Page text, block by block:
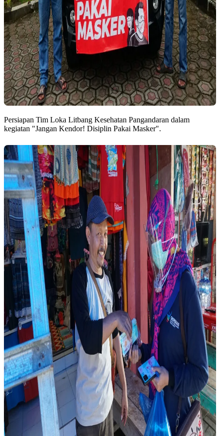
Persiapan Tim Loka Litbang Kesehatan Pangandaran dalam
kegiatan "Jangan Kendor! Disiplin Pakai Masker".